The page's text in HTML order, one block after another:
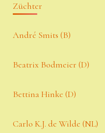
Züchter
André Smits (B)
Beatrix Bodmeier (D)
Bettina Hinke (D)
Carlo K.J. de Wilde (NL)